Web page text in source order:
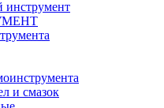
инструмент
и смазок